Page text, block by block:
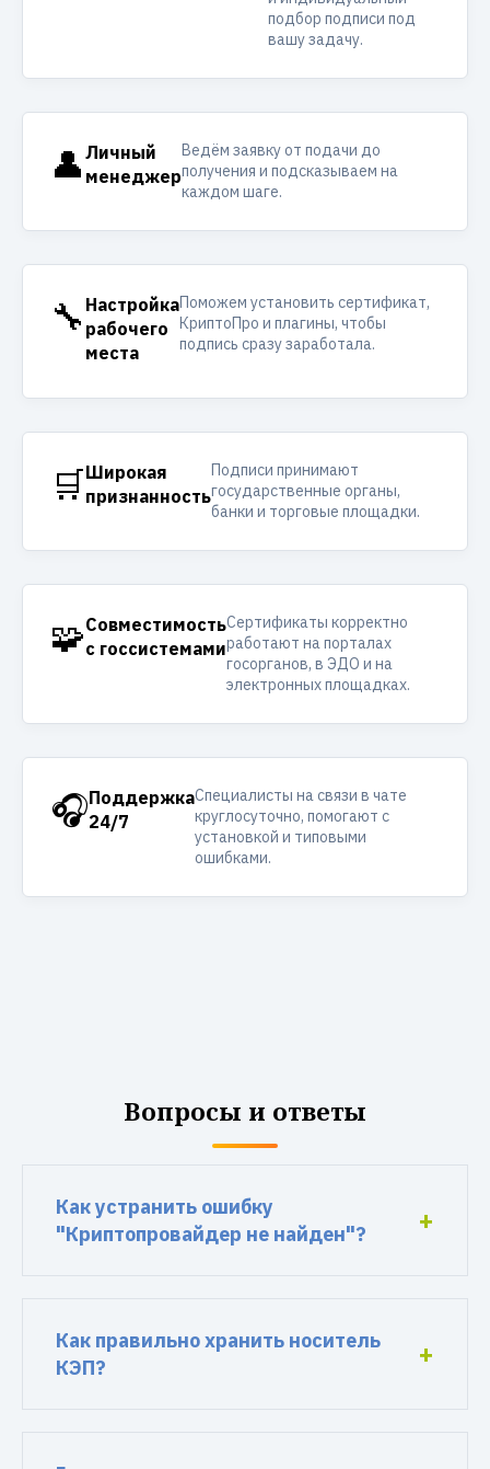
подбор подписи под
вашу задачу.
👤 Личный
менеджер
Ведём заявку от подачи до
получения и подсказываем на
каждом шаге.
🔧 Настройка
рабочего
места
Поможем установить сертификат,
КриптоПро и плагины, чтобы
подпись сразу заработала.
🛒Широкая
признанность
Подписи принимают
государственные органы,
банки и торговые площадки.
🧩Совместимость
с госсистемами
Сертификаты корректно
работают на порталах
госорганов, в ЭДО и на
электронных площадках.
🎧Поддержка
24/7
Специалисты на связи в чате
круглосуточно, помогают с
установкой и типовыми
ошибками.
Вопросы и ответы
Как устранить ошибку
"Криптопровайдер не найден"?
Как правильно хранить носитель
КЭП?